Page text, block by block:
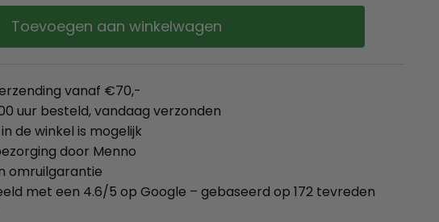
Toevoegen aan winkelwagen
vanaf €70,-
uur besteld, vandaag verzonden
de winkel is mogelijk
door Menno
omruilgarantie
met een 4.6/5 op Google – gebaseerd op 172 tevreden